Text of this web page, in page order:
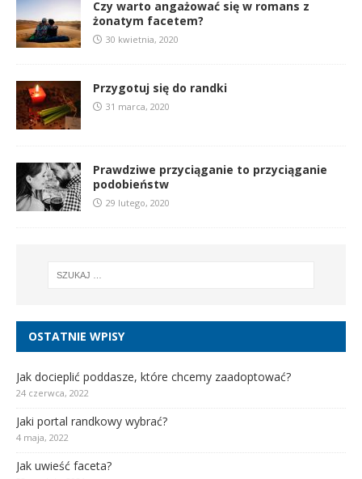
Czy warto angażować się w romans z
żonatym facetem?
30 kwietnia, 2020
Przygotuj się do randki
31 marca, 2020
Prawdziwe przyciąganie to przyciąganie
podobieństw
29 lutego, 2020
OSTATNIE WPISY
Jak docieplić poddasze, które chcemy zaadoptować?
24 czerwca, 2022
Jaki portal randkowy wybrać?
4 maja, 2022
Jak uwieść faceta?